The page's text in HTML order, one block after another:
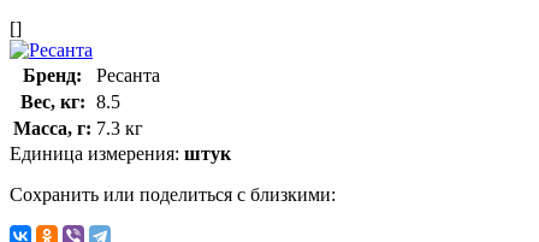
[]
Бренд:
Ресанта
Вес, кг: 8.5
Масса, г: 7.3 кг
Единица измерения: штук
Сохранить или поделиться с близкими: